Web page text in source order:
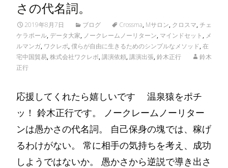
さの代名詞。
2019年8月7日 ブログ Crossma, Mサロン, クロスマ,チェ
ケラポール, データ大家, ノークレームノーリターン, マインドセット , メ
ルマンガ, ワクレボ,僕らが自由に生きるためのシンプルなメソッド,在
宅中国貿易,株式会社ワクレボ,講演依頼,講演出張,鈴木正行
鈴木
正行
応援してくれたら嬉しいです 温泉猿をポチ
ッ！ 鈴木正行です。 ノークレームノーリター
ンは愚かさの代名詞。 自己保身の塊では、稼げ
るわけがない。 常に相手の気持ちを考え、成功
しようではないか。 愚かさから逆説で導き出さ